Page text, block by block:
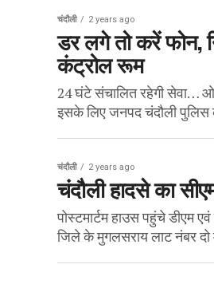
चंदौली 2 years ago
डर लगे तो करें फोन,
कंट्रोल रूम
24 घंटे संचालित रहेगी सेवा… ओ
इसके लिए जनपद चंदौली पुलिस
चंदौली 2 years ago
चंदौली हादसे का
पोस्टमार्टम हाउस पहुंचे डीएम
जिले के मुगलसराय लाट नंबर दो